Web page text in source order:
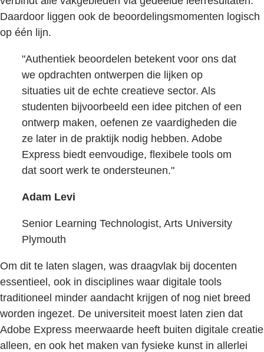
Daardoor liggen ook de beoordelingsmomenten logisch
op één lijn.
"Authentiek beoordelen betekent voor ons dat
we opdrachten ontwerpen die lijken op
situaties uit de echte creatieve sector. Als
studenten bijvoorbeeld een idee pitchen of een
ontwerp maken, oefenen ze vaardigheden die
ze later in de praktijk nodig hebben. Adobe
Express biedt eenvoudige, flexibele tools om
dat soort werk te ondersteunen."
Adam Levi
Senior Learning Technologist, Arts University
Plymouth
Om dit te laten slagen, was draagvlak bij docenten
essentieel, ook in disciplines waar digitale tools
traditioneel minder aandacht krijgen of nog niet breed
worden ingezet. De universiteit moest laten zien dat
Adobe Express meerwaarde heeft buiten digitale creatie
alleen, en ook het maken van fysieke kunst in allerlei